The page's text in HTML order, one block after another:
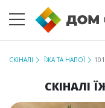
СКІНАЛІ ЇЖА ТА НАПОЇ
СКІНАЛІ